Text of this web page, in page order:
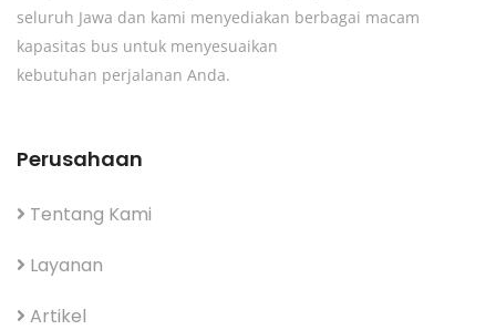
seluruh Jawa dan kami menyediakan berbagai macam
kapasitas bus untuk menyesuaikan
kebutuhan perjalanan Anda.
Perusahaan
Tentang Kami
Layanan
Artikel